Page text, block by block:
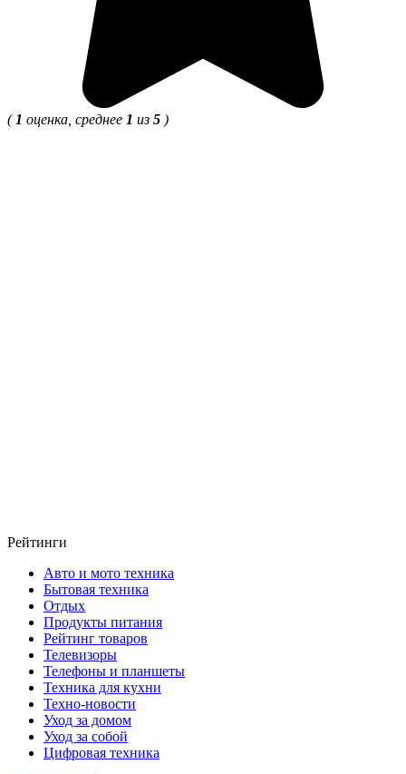
( 1 оценка, среднее 1 из 5 )
Рейтинги
Авто и мото техника
Бытовая техника
Отдых
Продукты питания
Рейтинг товаров
Телевизоры
Телефоны и планшеты
Техника для кухни
Техно-новости
Уход за домом
Уход за собой
Цифровая техника